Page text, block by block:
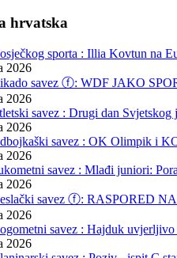
hrvatska
sporta : Illia Kovtun na
2026
savez ⓕ: WDF JAKO
2026
savez : Drugi dan
2026
savez : OK Olimpik i
2026
savez : Mlađi juniori:
2026
savez ⓕ: RASPORED
2026
savez : Hajduk
2026